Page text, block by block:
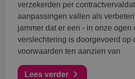
verzekerden per
aanpassingen vallen als
jammer dat er een - in onze
verslechtering is doorgevoerd op
voorwaarden ten aanzien van
Lees verder